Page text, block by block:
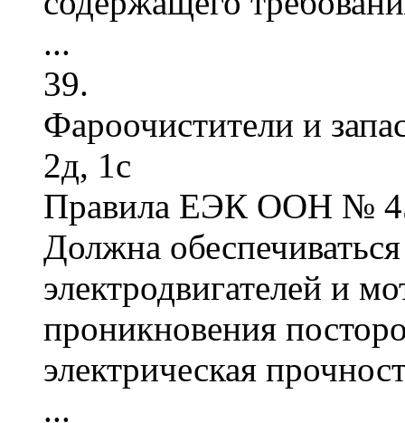
...
39.
Фароочистители и
2д, 1с
Правила ЕЭК ООН №
Должна
электродвигателей и
проникновения
электрическая
...